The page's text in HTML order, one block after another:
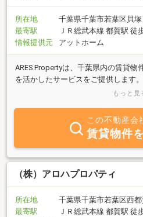
所在地
千葉県千葉市若葉区貝
最寄駅
ＪＲ総武本線 都賀駅 徒
情報提供元
アットホーム
ARES Propertyは、千葉県内の賃貸物
を活かしたサービスをご提供します
る。賃貸管理・リフォーム・リノベ
もっと見
この不動産会
賃貸物件
（株）アロハプロパティ
所在地
千葉県千葉市若葉区西
最寄駅
ＪＲ総武本線 都賀駅 徒